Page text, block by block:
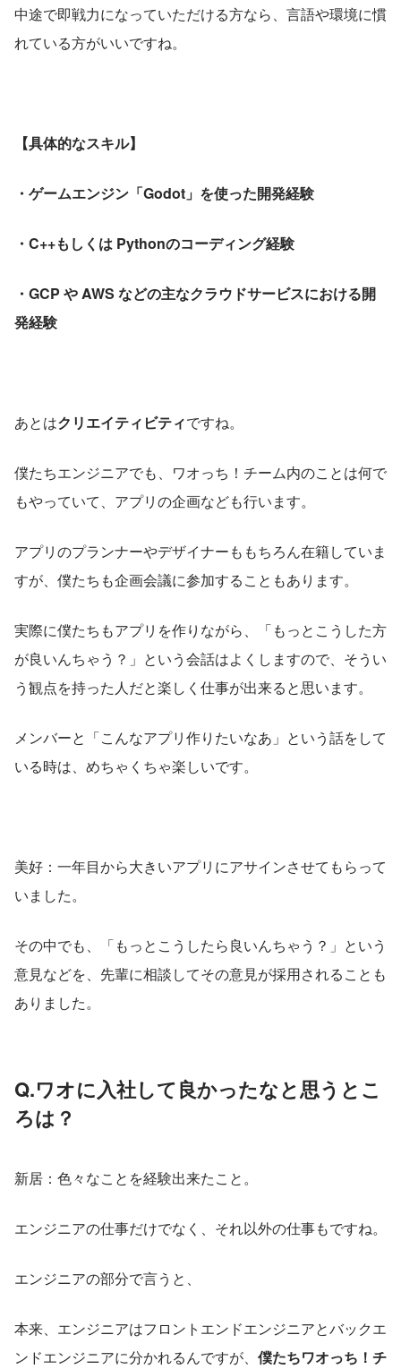
中途で即戦力になっていただける方なら、言語や環境に慣
れている方がいいですね。
【具体的なスキル】
・ゲームエンジン「Godot」を使った開発経験
・C++もしくは Pythonのコーディング経験
・GCP や AWS などの主なクラウドサービスにおける開
発経験
あとはクリエイティビティですね。
僕たちエンジニアでも、ワオっち！チーム内のことは何で
もやっていて、アプリの企画なども行います。
アプリのプランナーやデザイナーももちろん在籍していま
すが、僕たちも企画会議に参加することもあります。
実際に僕たちもアプリを作りながら、「もっとこうした方
が良いんちゃう？」という会話はよくしますので、そうい
う観点を持った人だと楽しく仕事が出来ると思います。
メンバーと「こんなアプリ作りたいなあ」という話をして
いる時は、めちゃくちゃ楽しいです。
美好：一年目から大きいアプリにアサインさせてもらって
いました。
その中でも、「もっとこうしたら良いんちゃう？」という
意見などを、先輩に相談してその意見が採用されることも
ありました。
Q.ワオに入社して良かったなと思うとこ
ろは？
新居：色々なことを経験出来たこと。
エンジニアの仕事だけでなく、それ以外の仕事もですね。
エンジニアの部分で言うと、
本来、エンジニアはフロントエンドエンジニアとバックエ
ンドエンジニアに分かれるんですが、 僕たちワオっち！チ